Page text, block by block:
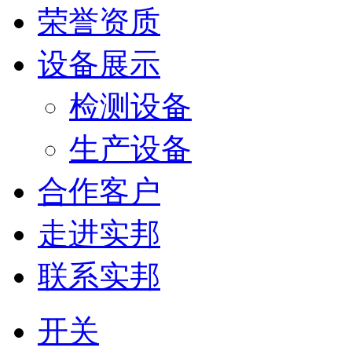
荣誉资质
设备展示
检测设备
生产设备
合作客户
走进实邦
联系实邦
开关